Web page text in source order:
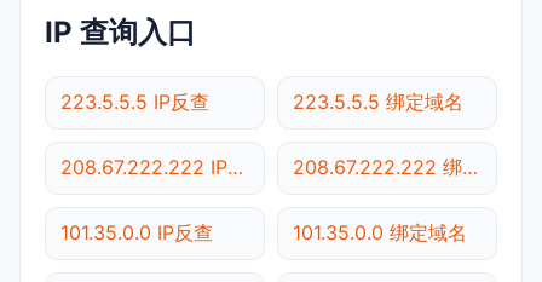
IP 查询入口
223.5.5.5 IP反查 223.5.5.5 绑定域名
208.67.222.222 IP反查 208.67.222.222 绑定域名
101.35.0.0 IP反查 101.35.0.0 绑定域名